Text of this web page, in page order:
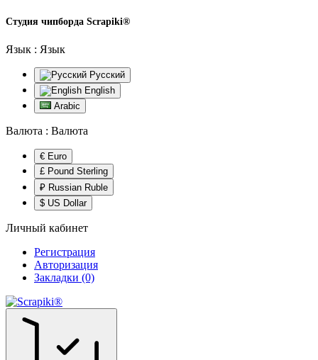
Студия чипборда Scrapiki®
Язык : Язык
Русский
English
Arabic
Валюта : Валюта
€ Euro
£ Pound Sterling
₽ Russian Ruble
$ US Dollar
Личный кабинет
Регистрация
Авторизация
Закладки (0)